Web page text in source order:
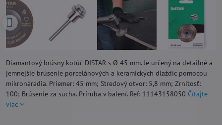
Diamantový brúsny kotúč DISTAR s Ø 45 mm. Je určený na detailné a
jemnejšie brúsenie porcelánových a keramických dlaždíc pomocou
mikronáradia. Priemer: 45 mm; Stredový otvor: 5,8 mm; Zrnitosť:
100; Brúsenie za sucha. Príruba v balení. Ref: 11143158050 Čítajte
viac